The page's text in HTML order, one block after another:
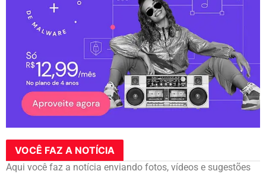
VOCÊ FAZ A NOTÍCIA
Aqui você faz a notícia enviando fotos, vídeos e sugestões